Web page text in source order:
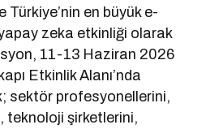
en büyük e-
zeka etkinliği olarak
11-13 Haziran 2026
Etkinlik Alanı’nda
sektör profesyonellerini,
teknoloji şirketlerini,